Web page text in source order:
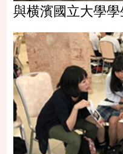
與横濱國立大學